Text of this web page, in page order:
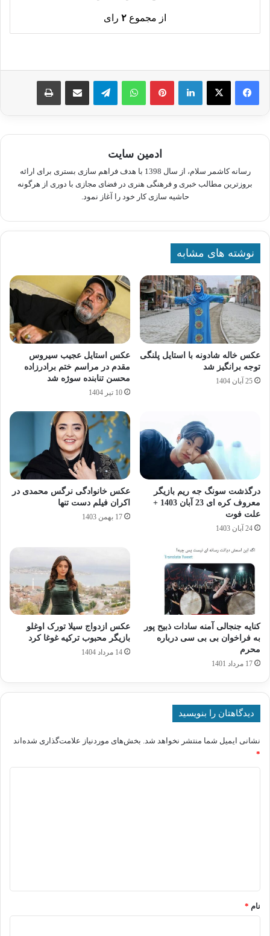
از مجموع ۲ رای
لینکدین پینترستواتس آپ تلگرام اشتراک گذاری از طریق ایمیل چاپ
ادمین سایت
رسانه کاشمر سلام، از سال 1398 با هدف فراهم سازی بستری برای ارائه
بروزترین مطالب خبری و فرهنگی هنری در فضای مجازی با دوری از هرگونه
حاشیه سازی کار خود را آغاز نمود.
نوشته های مشابه
عکس خاله شادونه با استایل پلنگی
توجه برانگیز شد
25 آبان 1404
عکس استایل عجیب سیروس
مقدم در مراسم ختم برادرزاده
محسن تنابنده سوژه شد
10 تیر 1404
درگذشت سونگ جه ریم بازیگر
معروف کره ای 23 آبان 1403 +
علت فوت
24 آبان 1403
عکس خانوادگی نرگس محمدی در
اکران فیلم دست تنها
17 بهمن 1403
کنایه جنجالی آمنه سادات ذبیح پور
به فراخوان بی بی سی درباره
محرم
17 مرداد 1401
عکس ازدواج سیلا تورک اوغلو
بازیگر محبوب ترکیه غوغا کرد
14 مرداد 1404
دیدگاهتان را بنویسید
نشانی ایمیل شما منتشر نخواهد شد. بخش‌های موردنیاز علامت‌گذاری شده‌اند
*
نام *